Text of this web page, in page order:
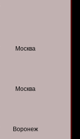
Москва
Москва
Воронеж